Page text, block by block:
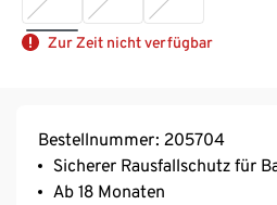
Zur Zeit nicht verfügbar
Bestellnummer: 205704
Sicherer Rausfallschutz für
Ab 18 Monaten